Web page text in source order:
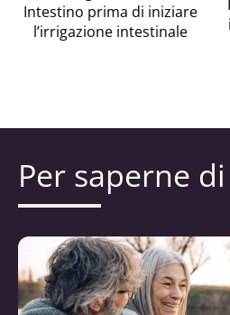
Intestino prima di iniziare
l’irrigazione intestinale
Per saperne